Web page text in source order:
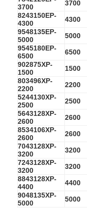
υβριδική
3700
3700
8243150EP-
4300
4300
9548135EP-
5000
5000
9545180EP-
6500
6500
902875XP-
1500
1500
803496XP-
2200
2200
5244130XP-
2500
2500
5643128XP-
2600
2600
8534106XP-
2600
2600
7043128XP-
3200
3200
7243128XP-
3200
3200
8843128XP-
4400
4400
9048135XP-
5000
5000